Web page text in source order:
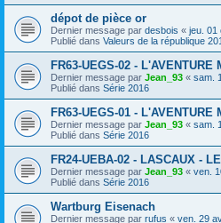
dépot de pièce or
Dernier message par desbois « jeu. 01
Publié dans Valeurs de la république
FR63-UEGS-02 - L'AVENTURE
Dernier message par Jean_93 « sam.
Publié dans Série 2016
FR63-UEGS-01 - L'AVENTURE
Dernier message par Jean_93 « sam.
Publié dans Série 2016
FR24-UEBA-02 - LASCAUX -
Dernier message par Jean_93 « ven.
Publié dans Série 2016
Wartburg Eisenach
Dernier message par rufus « ven. 29